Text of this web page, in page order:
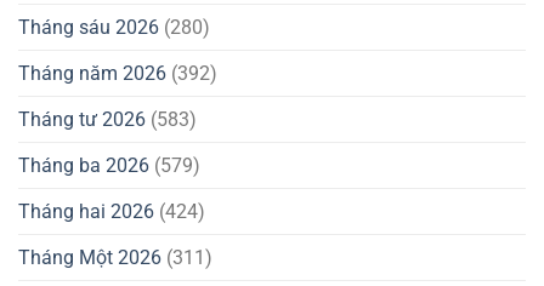
Tháng sáu 2026 (280)
Tháng năm 2026 (392)
Tháng tư 2026 (583)
Tháng ba 2026 (579)
Tháng hai 2026 (424)
Tháng Một 2026 (311)